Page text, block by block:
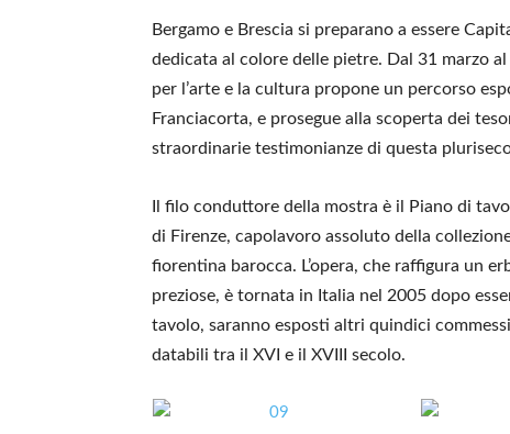
Bergamo e Brescia si preparano a essere
dedicata al colore delle pietre. Dal 31 marzo
per l’arte e la cultura propone un percorso
Franciacorta, e prosegue alla scoperta dei
straordinarie testimonianze di questa
Il filo conduttore della mostra è il Piano di
di Firenze, capolavoro assoluto della
fiorentina barocca. L’opera, che raffigura un
preziose, è tornata in Italia nel 2005 dopo
tavolo, saranno esposti altri quindici
databili tra il XVI e il XVIII secolo.